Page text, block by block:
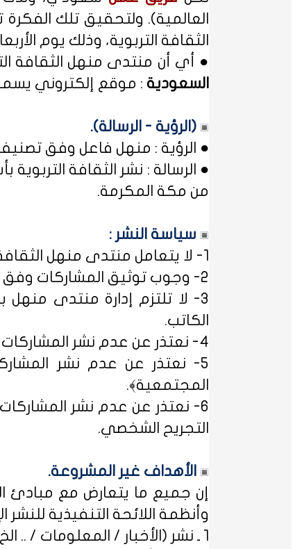
العالمية). ولتحقيق تلك
الثقافة التربوية، وذلك يوم الأربعاء المصادف غرة
● أي أن منتدى منهل الثقافة
السعودية : موقع إلكتروني
(الرؤية - الرسالة).
● الرؤية : منهل فاعل وفق
● الرسالة : نشر الثقافة
من مكة المكرمة.
سياسة النشر :
1- لا يتعامل منتدى منهل الثقافة التربوية مع مصطلح ﴿التسجيل المبدئي﴾، فالمشاركات متاحة للجميع.
2- وجوب توثيق المشاركات وفق الأساليب العلمية لتوثيق المعلومات حفظاً للحقوق الفكرية وتيسيراً للباحث عن المعلومة.
3- لا تلتزم إدارة منتدى منهل
الكاتب.
4- نعتذر عن عدم نشر المشاركات التي لا تتضمن الاسم الحقيقي - ثلاثياً على الأقل - ﴿المسلمون عند شروطهم في تدوين الاسم﴾.
5- نعتذر عن عدم نشر
المجتمعية﴾.
6- نعتذر عن عدم نشر
التجريح الشخصي.
الأهداف غير المشروعة.
إن جميع ما يتعارض مع مبادئ
وأنظمة اللائحة التنفيذية للنشر
1 ـ نشر (الأخبار / المعلومات / .. الخ) ذات الطابع السياسي، أو المتضمنة أسماء سياسيين.